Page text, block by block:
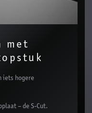
met
iets hogere
– de S-Cut.